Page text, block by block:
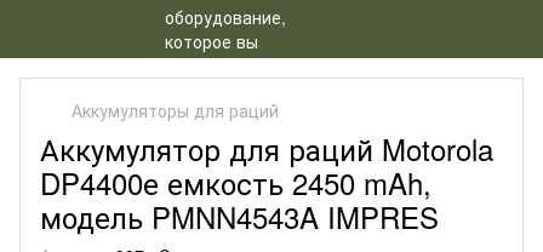
Аккумуляторы для раций
Аккумулятор для раций Motorola
DP4400е емкость 2450 mAh,
модель PMNN4543A IMPRES